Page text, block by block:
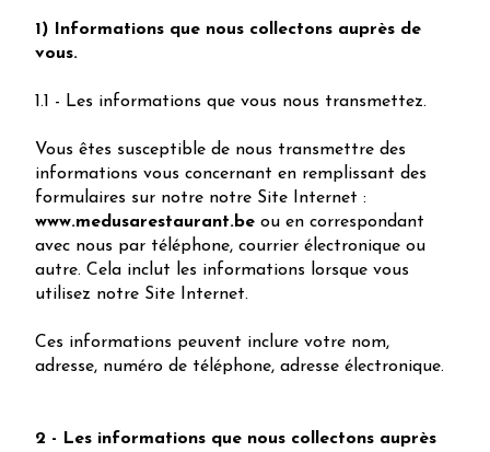
1) Informations que nous collectons auprès de
vous.
1.1 - Les informations que vous nous transmettez.
Vous êtes susceptible de nous transmettre des
informations vous concernant en remplissant des
formulaires sur notre notre Site Internet :
www.medusarestaurant.be ou en correspondant
avec nous par téléphone, courrier électronique ou
autre. Cela inclut les informations lorsque vous
utilisez notre Site Internet.
Ces informations peuvent inclure votre nom,
adresse, numéro de téléphone, adresse électronique.
2 - Les informations que nous collectons auprès